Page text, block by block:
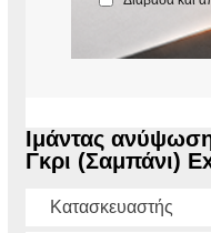
Ιμάντας
Γκρι (Σαμπάνι)
Κατασκευαστής